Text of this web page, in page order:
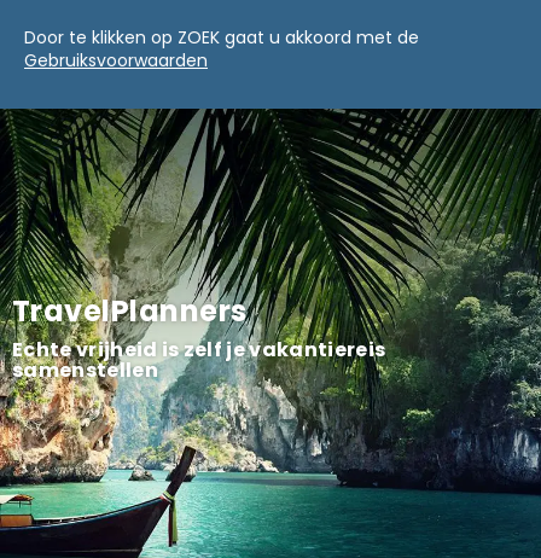
TravelPlanners
Echte vrijheid is zelf je vakantiereis
samenstellen
Door te klikken op ZOEK gaat u akkoord met de
Gebruiksvoorwaarden